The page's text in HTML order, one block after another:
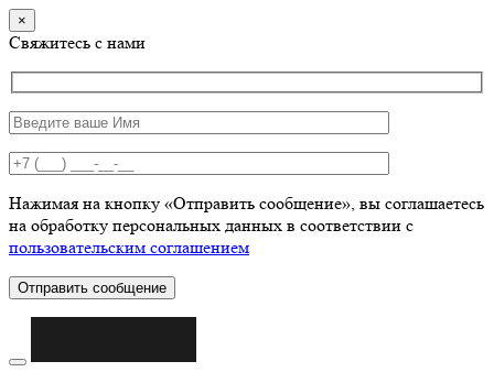
×
Свяжитесь с нами
Нажимая на кнопку «Отправить сообщение», вы соглашаетесь
на обработку персональных данных в соответствии с
пользовательским соглашением
Отправить сообщение